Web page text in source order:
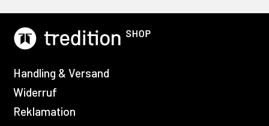
Handling & Versand
Widerruf
Reklamation